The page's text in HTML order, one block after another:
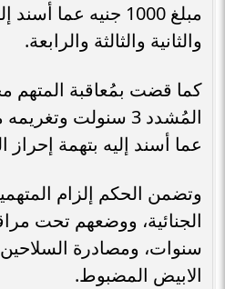
مبلغ 1000 جنيه عما
والثانية والثالثة والرابعة.
كما قضت بمُعاقبة المتهم
المُشدد 3 سنولت
عما أسند إليه بتهمة إحراز
وتضمن الحكم إلزام
سنوات، ومصادرة السلاحين
الابيض المضبوط.